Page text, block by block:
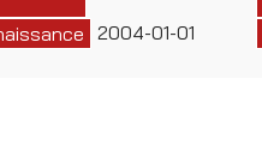
2004-01-01